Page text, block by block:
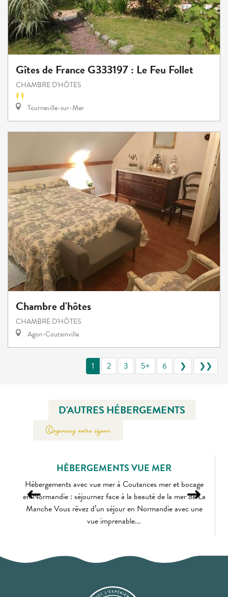
Gîtes de France G333197 : Le Feu Follet
CHAMBRE D'HÔTES
Tourneville-sur-Mer
Chambre d'hôtes
CHAMBRE D'HÔTES
Agon-Coutainville
1 2 3 5+ 6 ❯ ❯❯
D'AUTRES HÉBERGEMENTS
Organisez votre séjour
HÉBERGEMENTS VUE MER
Hébergements avec vue mer à Coutances mer et bocage
en Normandie : séjournez face à la beauté de la mer de La
Manche Vous rêvez d’un séjour en Normandie avec une
vue imprenable...